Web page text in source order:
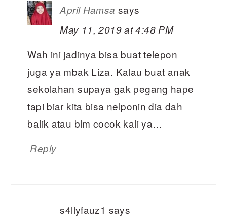
April Hamsa says
May 11, 2019 at 4:48 PM
Wah ini jadinya bisa buat telepon
juga ya mbak Liza. Kalau buat anak
sekolahan supaya gak pegang hape
tapi biar kita bisa nelponin dia dah
balik atau blm cocok kali ya…
Reply
s4llyfauz1 says